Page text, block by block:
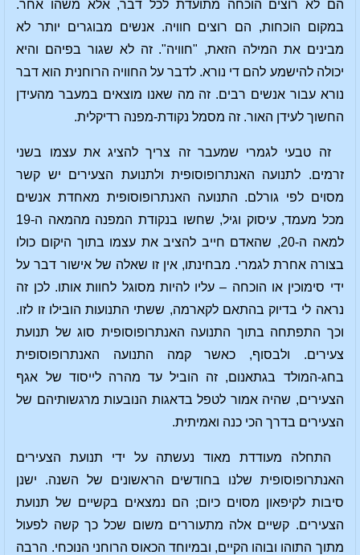
הם לא רוצים הוכחה מתועדת לכל דבר, אלא משהו אחר.
במקום הוכחות, הם רוצים חוויה. אנשים מבוגרים יותר לא
מבינים את המילה הזאת, "חוויה". זה לא שגור בפיהם והיא
יכולה להישמע להם די נורא. לדבר על החוויה הרוחנית הוא דבר
נורא עבור אנשים רבים. זה מה שאנו מוצאים במעבר מהעידן
החשוך לעידן האור. זה מסמל נקודת-מפנה רדיקלית.
זה טבעי לגמרי שמעבר זה צריך להציג את עצמו בשני
זרמים. לתנועה האנתרופוסופית ולתנועת הצעירים יש קשר
מסוים לפי גורלם. התנועה האנתרופוסופית מאחדת אנשים
מכל מעמד, עיסוק וגיל, שחשו בנקודת המפנה מהמאה ה-19
למאה ה-20, שהאדם חייב להציב את עצמו בתוך היקום כולו
בצורה אחרת לגמרי. מבחינתו, אין זו שאלה של אישור דבר על
ידי סימוכין או הוכחה – עליו להיות מסוגל לחוות אותו. לכן זה
נראה לי בדיוק בהתאם לקארמה, ששתי התנועות הובילו זו לזו.
וכך התפתחה בתוך התנועה האנתרופוסופית סוג של תנועת
צעירים. ולבסוף, כאשר קמה התנועה האנתרופוסופית
בחג-המולד בגתאנום, זה הוביל עד מהרה לייסוד של אגף
הצעירים, שהיה אמור לטפל בדאגות הנובעות מרגשותיהם של
הצעירים בדרך הכי כנה ואמיתית.
התחלה מעודדת מאוד נעשתה על ידי תנועת הצעירים
האנתרופוסופית שלנו בחודשים הראשונים של השנה. ישנן
סיבות לקיפאון מסוים כיום; הם נמצאים בקשיים של תנועת
הצעירים. קשיים אלה מתעוררים משום שכל כך קשה לפעול
מתוך התוהו ובוהו הקיים, ובמיוחד הכאוס הרוחני הנוכחי. הרבה